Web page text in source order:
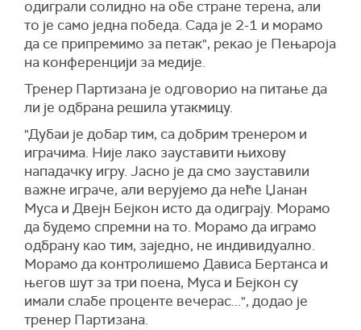
одиграли солидно на обе стране терена, али
то је само једна победа. Сада је 2-1 и морамо
да се припремимо за петак", рекао је Пењароја
на конференцији за медије.
Тренер Партизана је одговорио на питање да
ли је одбрана решила утакмицу.
"Дубаи је добар тим, са добрим тренером и
играчима. Није лако зауставити њихову
нападачку игру. Јасно је да смо зауставили
важне играче, али верујемо да неће Џанан
Муса и Двејн Бејкон исто да одиграју. Морамо
да будемо спремни на то. Морамо да играмо
одбрану као тим, заједно, не индивидуално.
Морамо да контролишемо Дависа Бертанса и
његов шут за три поена, Муса и Бејкон су
имали слабе проценте вечерас...", додао је
тренер Партизана.